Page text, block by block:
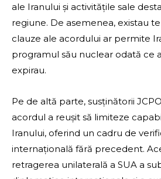
ale Iranului și activitățile sale
regiune. De asemenea, existau
clauze ale acordului ar permite
programul său nuclear odată ce
expirau.
Pe de altă parte, susținătorii
acordul a reușit să limiteze
Iranului, oferind un cadru de
internațională fără precedent.
retragerea unilaterală a SUA a